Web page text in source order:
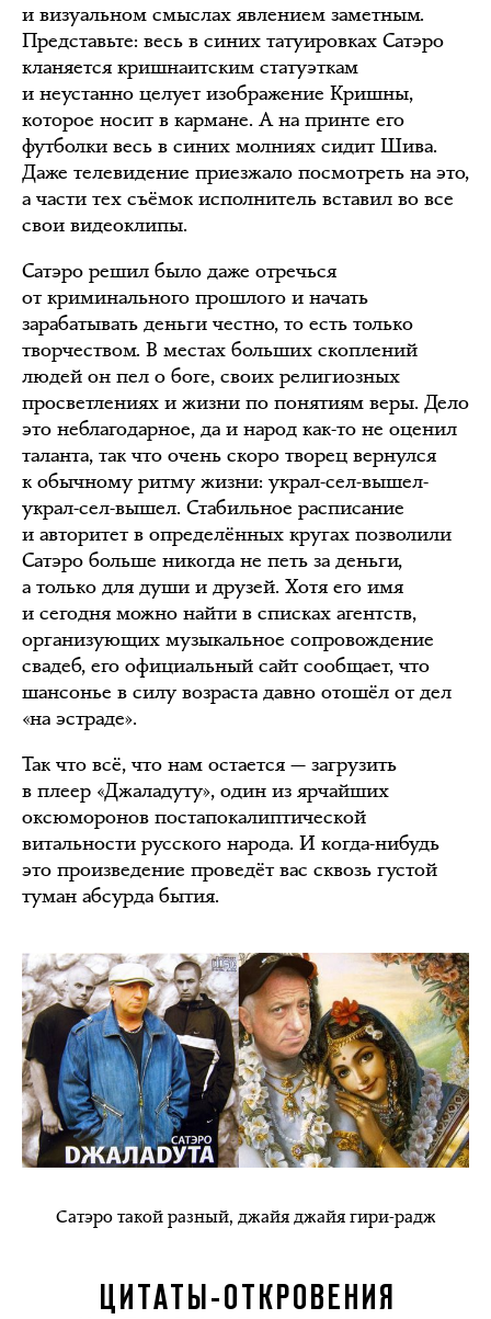
и визуальном смыслах явлением заметным.
Представьте: весь в синих татуировках Сатэро
кланяется кришнаитским статуэткам
и неустанно целует изображение Кришны,
которое носит в кармане. А на принте его
футболки весь в синих молниях сидит Шива.
Даже телевидение приезжало посмотреть на это,
а части тех съёмок исполнитель вставил во все
свои видеоклипы.
Сатэро решил было даже отречься
от криминального прошлого и начать
зарабатывать деньги честно, то есть только
творчеством. В местах больших скоплений
людей он пел о боге, своих религиозных
просветлениях и жизни по понятиям веры. Дело
это неблагодарное, да и народ как-то не оценил
таланта, так что очень скоро творец вернулся
к обычному ритму жизни: украл-сел-вышел-
украл-сел-вышел. Стабильное расписание
и авторитет в определённых кругах позволили
Сатэро больше никогда не петь за деньги,
а только для души и друзей. Хотя его имя
и сегодня можно найти в списках агентств,
организующих музыкальное сопровождение
свадеб, его официальный сайт сообщает, что
шансонье в силу возраста давно отошёл от дел
«на эстраде».
Так что всё, что нам остается — загрузить
в плеер «Джаладуту», один из ярчайших
оксюморонов постапокалиптической
витальности русского народа. И когда-нибудь
это произведение проведёт вас сквозь густой
туман абсурда бытия.
Сатэро такой разный, джайя джайя гири-радж
ЦИТАТЫ-ОТКРОВЕНИЯ